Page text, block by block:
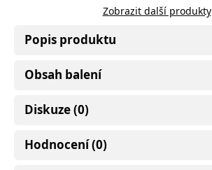
Zobrazit další produkty
Popis produktu
Obsah balení
Diskuze (0)
Hodnocení (0)